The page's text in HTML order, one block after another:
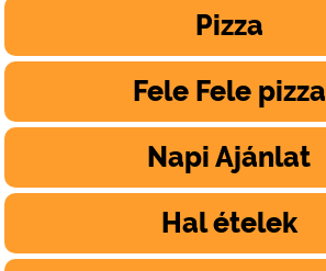
Pizza
Fele Fele pizza
Napi Ajánlat
Hal ételek